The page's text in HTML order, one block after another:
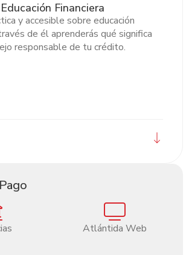
Financiera
y accesible sobre educación
de él aprenderás qué significa
responsable de tu crédito.
Atlántida Web